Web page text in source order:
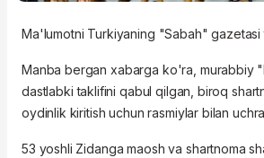
Ma'lumotni Turkiyaning "Sabah" gazetasi
Manba bergan xabarga ko'ra, murabbiy
dastlabki taklifini qabul qilgan, biroq
oydinlik kiritish uchun rasmiylar bilan
53 yoshli Zidanga maosh va shartnoma